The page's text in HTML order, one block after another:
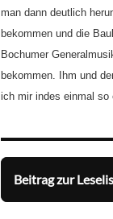
man dann deutlich
bekommen und die
Bochumer
bekommen. Ihm und
ich mir indes einmal so
Beitrag zur